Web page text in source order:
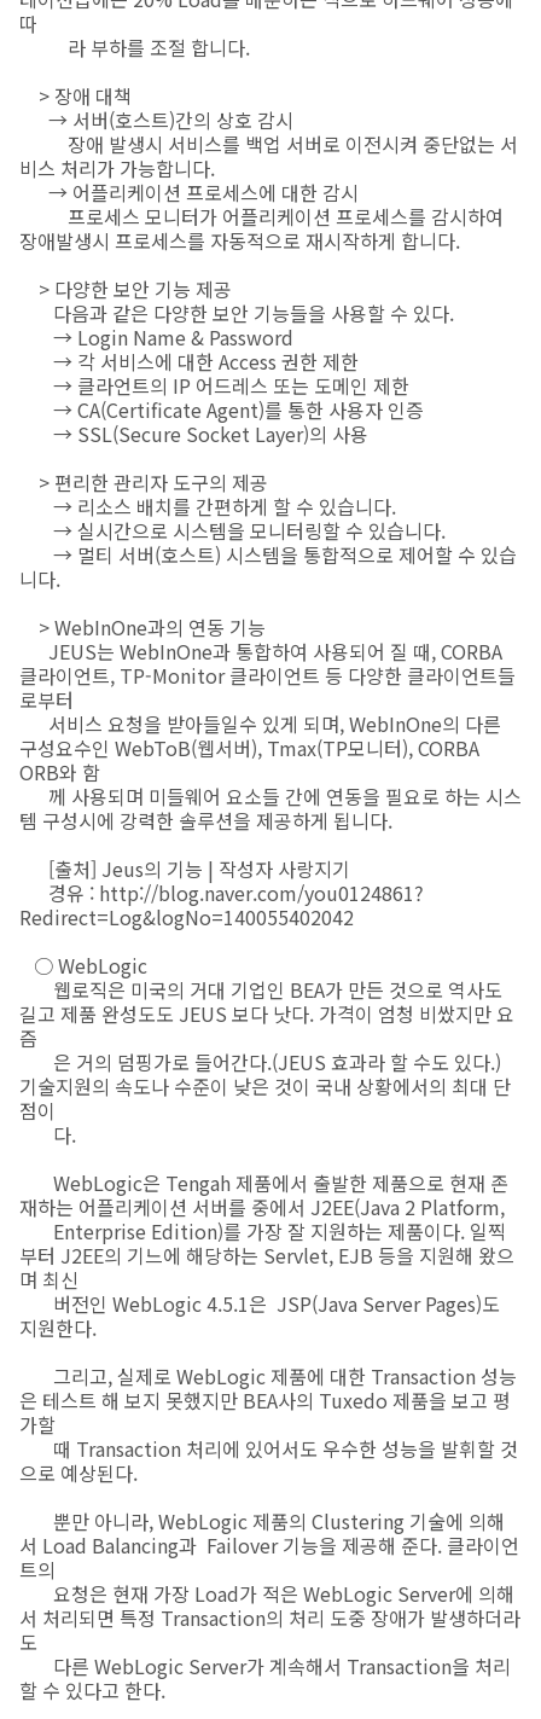
따
라 부하를 조절 합니다.
> 장애 대책
→ 서버(호스트)간의 상호 감시
장애 발생시 서비스를 백업 서버로 이전시켜 중단없는 서
비스 처리가 가능합니다.
→ 어플리케이션 프로세스에 대한 감시
프로세스 모니터가 어플리케이션 프로세스를 감시하여
장애발생시 프로세스를 자동적으로 재시작하게 합니다.
> 다양한 보안 기능 제공
다음과 같은 다양한 보안 기능들을 사용할 수 있다.
→ Login Name & Password
→ 각 서비스에 대한 Access 권한 제한
→ 클라언트의 IP 어드레스 또는 도메인 제한
→ CA(Certificate Agent)를 통한 사용자 인증
→ SSL(Secure Socket Layer)의 사용
> 편리한 관리자 도구의 제공
→ 리소스 배치를 간편하게 할 수 있습니다.
→ 실시간으로 시스템을 모니터링할 수 있습니다.
→ 멀티 서버(호스트) 시스템을 통합적으로 제어할 수 있습
니다.
> WebInOne과의 연동 기능
JEUS는 WebInOne과 통합하여 사용되어 질 때, CORBA
클라이언트, TP-Monitor 클라이언트 등 다양한 클라이언트들
로부터
서비스 요청을 받아들일수 있게 되며, WebInOne의 다른
구성요수인 WebToB(웹서버), Tmax(TP모니터), CORBA
ORB와 함
께 사용되며 미들웨어 요소들 간에 연동을 필요로 하는 시스
템 구성시에 강력한 솔루션을 제공하게 됩니다.
[출처] Jeus의 기능 | 작성자 사랑지기
경유 : http://blog.naver.com/you0124861?
Redirect=Log&logNo=140055402042
○ WebLogic
웹로직은 미국의 거대 기업인 BEA가 만든 것으로 역사도
길고 제품 완성도도 JEUS 보다 낫다. 가격이 엄청 비쌌지만 요
즘
은 거의 덤핑가로 들어간다.(JEUS 효과라 할 수도 있다.)
기술지원의 속도나 수준이 낮은 것이 국내 상황에서의 최대 단
점이
다.
WebLogic은 Tengah 제품에서 출발한 제품으로 현재 존
재하는 어플리케이션 서버를 중에서 J2EE(Java 2 Platform,
Enterprise Edition)를 가장 잘 지원하는 제품이다. 일찍
부터 J2EE의 기느에 해당하는 Servlet, EJB 등을 지원해 왔으
며 최신
버전인 WebLogic 4.5.1은 JSP(Java Server Pages)도
지원한다.
그리고, 실제로 WebLogic 제품에 대한 Transaction 성능
은 테스트 해 보지 못했지만 BEA사의 Tuxedo 제품을 보고 평
가할
때 Transaction 처리에 있어서도 우수한 성능을 발휘할 것
으로 예상된다.
뿐만 아니라, WebLogic 제품의 Clustering 기술에 의해
서 Load Balancing과 Failover 기능을 제공해 준다. 클라이언
트의
요청은 현재 가장 Load가 적은 WebLogic Server에 의해
서 처리되면 특정 Transaction의 처리 도중 장애가 발생하더라
도
다른 WebLogic Server가 계속해서 Transaction을 처리
할 수 있다고 한다.